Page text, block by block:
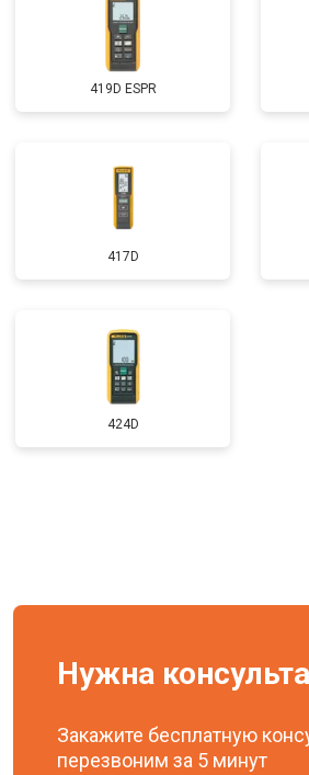
419D ESPR
417D
424D
Нужна
Закажите бесплатную
перезвоним за 5 минут